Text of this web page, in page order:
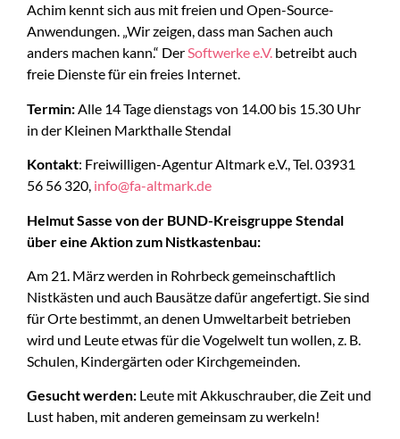
Achim kennt sich aus mit freien und Open-Source-
Anwendungen. „Wir zeigen, dass man Sachen auch
anders machen kann.“ DerSoftwerke e.V. betreibt auch
freie Dienste für ein freies Internet.
Termin:Alle 14 Tage dienstags von 14.00 bis 15.30 Uhr
in der Kleinen Markthalle Stendal
Kontakt: Freiwilligen-Agentur Altmark e.V., Tel. 03931
56 56 320, info@fa-altmark.de
Helmut Sasse von der BUND-Kreisgruppe Stendal
über eine Aktion zum Nistkastenbau:
Am 21. März werden in Rohrbeck gemeinschaftlich
Nistkästen und auch Bausätze dafür angefertigt. Sie sind
für Orte bestimmt, an denen Umweltarbeit betrieben
wird und Leute etwas für die Vogelwelt tun wollen, z. B.
Schulen, Kindergärten oder Kirchgemeinden.
Gesucht werden: Leute mit Akkuschrauber, die Zeit und
Lust haben, mit anderen gemeinsam zu werkeln!